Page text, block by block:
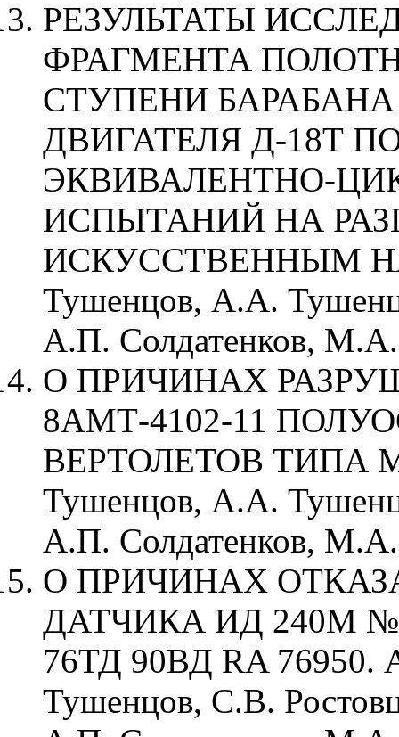
РЕЗУЛЬТАТЫ
ФРАГМЕНТА
СТУПЕНИ
ДВИГАТЕЛЯ Д-18Т
ЭКВИВАЛЕНТНО-
ИСПЫТАНИЙ НА
ИСКУССТВЕННЫМ
Тушенцов, А.А.
А.П. Солдатенков, М.А.
О ПРИЧИНАХ
8АМТ-4102-11
ВЕРТОЛЕТОВ ТИПА
Тушенцов, А.А.
А.П. Солдатенков, М.А.
О ПРИЧИНАХ
ДАТЧИКА ИД 240М
76ТД 90ВД RA 76950.
Тушенцов, С.В.